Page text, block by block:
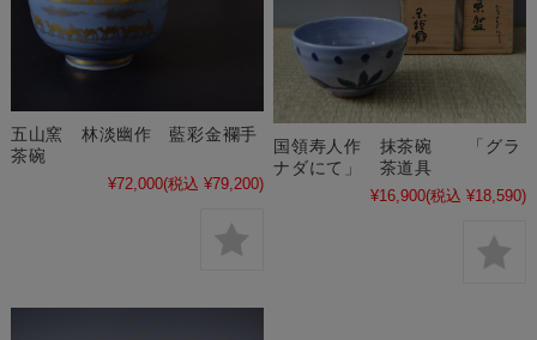
五山窯 林淡幽作 藍彩金襴手
茶碗
¥72,000(税込 ¥79,200)
国領寿人作 抹茶碗 「グラ
ナダにて」 茶道具
¥16,900(税込 ¥18,590)